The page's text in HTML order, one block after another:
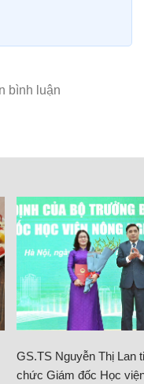
GS.TS Nguyễn Thị Lan
chức Giám đốc Học